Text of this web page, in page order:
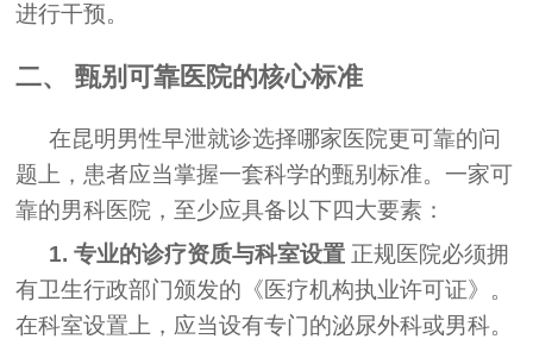
进行干预。
二、 甄别可靠医院的核心标准
在昆明男性早泄就诊选择哪家医院更可靠的问
题上，患者应当掌握一套科学的甄别标准。一家可
靠的男科医院，至少应具备以下四大要素：
1. 专业的诊疗资质与科室设置 正规医院必须拥
有卫生行政部门颁发的《医疗机构执业许可证》。
在科室设置上，应当设有专门的泌尿外科或男科。